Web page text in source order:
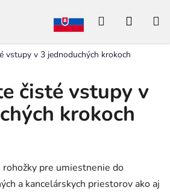
Hľadať
vstupy v 3 jednoduchých krokoch
čisté vstupy v
krokoch
pre umiestnenie do
a kancelárskych priestorov ako aj